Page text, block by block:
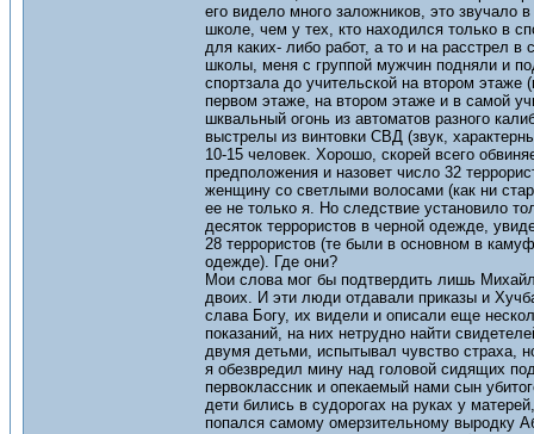
его видело много заложников, это
школе, чем у тех, кто находился только в
для каких- либо работ, а то и на расстрел
школы, меня с группой мужчин подняли и
спортзала до учительской на втором
первом этаже, на втором этаже и в самой
шквальный огонь из автоматов разного
выстрелы из винтовки СВД (звук,
10-15 человек. Хорошо, скорей всего
предположения и назовет число 32
женщину со светлыми волосами (как ни
ее не только я. Но следствие установило
десяток террористов в черной одежде,
28 террористов (те были в основном в
одежде). Где они?
Мои слова мог бы подтвердить лишь
двоих. И эти люди отдавали приказы и
слава Богу, их видели и описали еще
показаний, на них нетрудно найти
двумя детьми, испытывал чувство страха,
я обезвредил мину над головой сидящих
первоклассник и опекаемый нами сын
дети бились в судорогах на руках у
попался самому омерзительному выродку